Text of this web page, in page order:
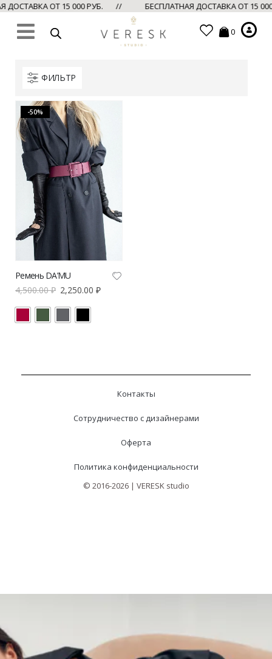
ДОСТАВКА ОТ 15 000 РУБ. // БЕСПЛАТНАЯ ДОСТАВКА ОТ 15
0
ФИЛЬТР
-50%
Ремень DA’MU
4,500.00₽ 2,250.00 ₽
Контакты
Сотрудничество с дизайнерами
Оферта
Политика конфиденциальности
© 2016-2026 | VERESK studio